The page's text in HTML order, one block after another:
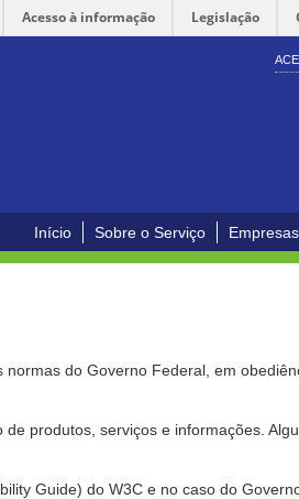
Acesso à informação Legislação
Início Sobre o Serviço
do Governo Federal, em
produtos, serviços e informações.
Guide) do W3C e no caso do